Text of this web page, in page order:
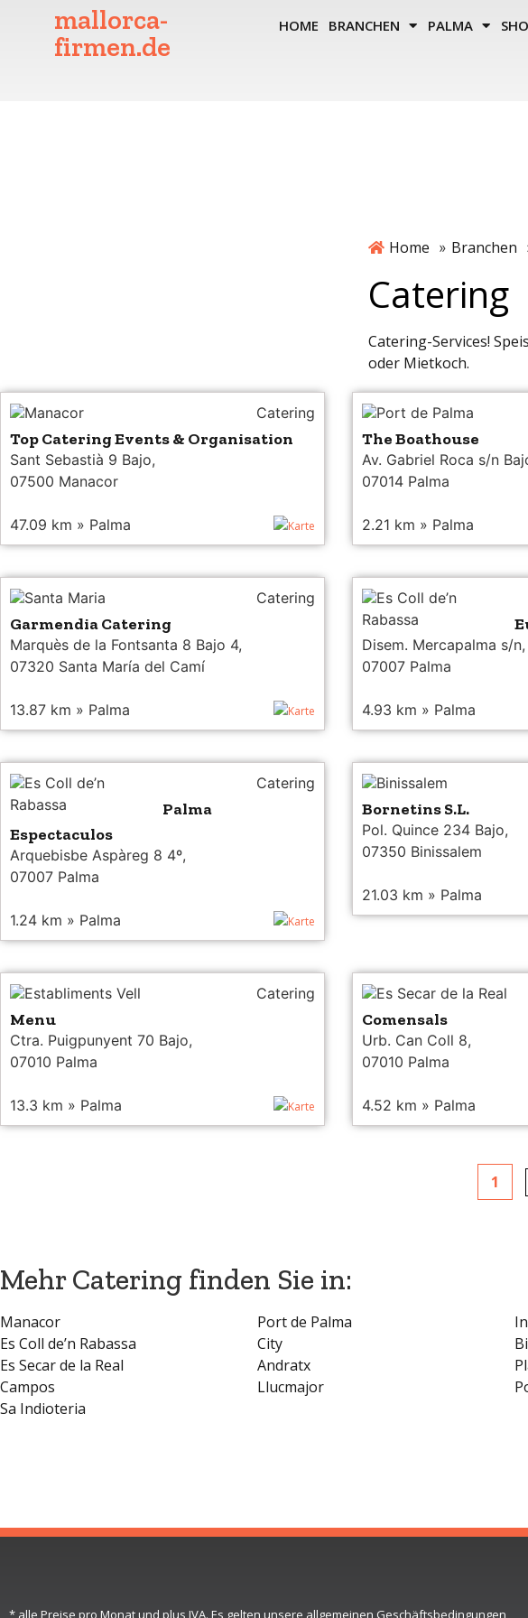
mallorca-
firmen.de
HOME BRANCHEN PALMA
Home » Branchen
Catering
Catering-Services!
oder Mietkoch.
Manacor Catering
Top Catering Events & Organisation
Sant Sebastià 9 Bajo,
07500 Manacor
47.09 km » Palma Karte
Port de Palma
The Boathouse
Av. Gabriel Roca s/n
07014 Palma
2.21 km » Palma
Santa Maria Catering
Garmendia Catering
Marquès de la Fontsanta 8 Bajo 4,
07320 Santa María del Camí
13.87 km » Palma Karte
Es Coll de’n
Rabassa
Disem. Mercapalma s/n,
07007 Palma
4.93 km » Palma
Es Coll de’n
Rabassa
Catering
Palma
Espectaculos
Arquebisbe Aspàreg 8 4º,
07007 Palma
1.24 km » Palma Karte
Binissalem
Bornetins S.L.
Pol. Quince 234 Bajo,
07350 Binissalem
21.03 km » Palma
Establiments Vell Catering
Menu
Ctra. Puigpunyent 70 Bajo,
07010 Palma
13.3 km » Palma Karte
Es Secar de la Real
Comensals
Urb. Can Coll 8,
07010 Palma
4.52 km » Palma
1
Mehr Catering finden Sie in:
Manacor Port de Palma
Es Coll de’n Rabassa
City
Es Secar de la Real
Andratx
Campos
Llucmajor
Sa Indioteria
* alle Preise pro Monat und plus IVA. Es gelten unsere allgemeinen Geschäftsbedingungen